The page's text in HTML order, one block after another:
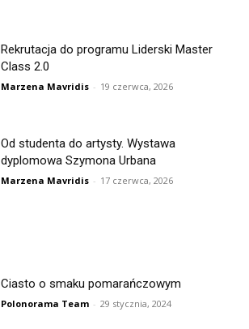
Rekrutacja do programu Liderski Master
Class 2.0
Marzena Mavridis - 19 czerwca, 2026
Od studenta do artysty. Wystawa
dyplomowa Szymona Urbana
Marzena Mavridis - 17 czerwca, 2026
Ciasto o smaku pomarańczowym
Polonorama Team - 29 stycznia, 2024